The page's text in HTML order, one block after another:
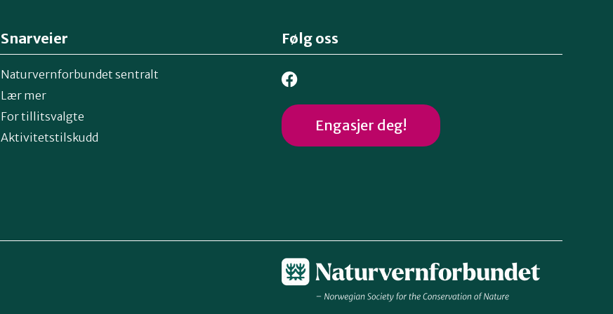
Snarveier
Naturvernforbundet sentralt
Lær mer
For tillitsvalgte
Aktivitetstilskudd
Følg oss
Engasjer deg!